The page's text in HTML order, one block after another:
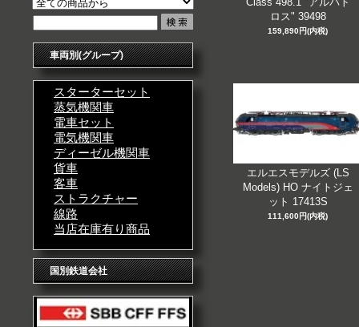
車両別(グループ)
スターターセット
蒸気機関車
電車セット
電気機関車
ディーゼル機関車
貨車
客車
ストラクチャー
線路
当店在庫有り商品
国別鉄道会社
ロス" 39498
159,890円(内税)
エルエスモデルズ (LS
Models) HO ナイトジェ
ット 17413S
111,600円(内税)